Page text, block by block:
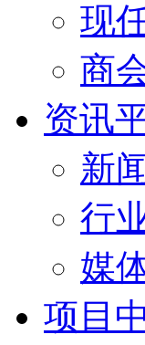
现
商
资讯
新
行
媒
项目